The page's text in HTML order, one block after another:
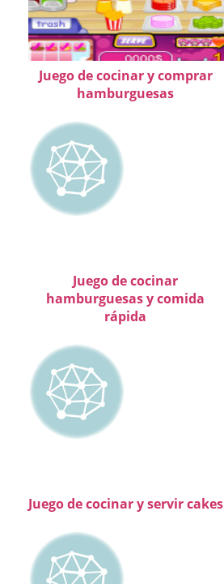
Juego de cocinar y comprar
hamburguesas
Juego de cocinar
hamburguesas y comida
rápida
Juego de cocinar y servir cakes